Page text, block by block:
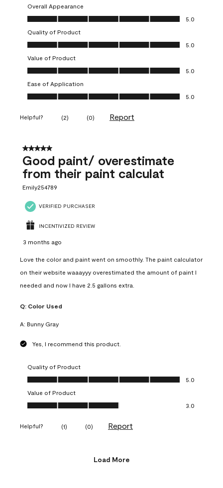
Overall Appearance
Overall Appearance, 5.0 out of 5
5.0
Quality of Product
Quality of Product, 5.0 out of 5
5.0
Value of Product
Value of Product, 5.0 out of 5
5.0
Ease of Application
Ease of Application, 5.0 out of 5
5.0
Helpful? (2) (0) Report
5 out of 5 stars.
Good paint/ overestimate
from their paint calculat
Emily254789
VERIFIED PURCHASER
INCENTIVIZED REVIEW
3 months ago
Love the color and paint went on smoothly. The paint calculator
on their website waaayyy overestimated the amount of paint I
needed and now I have 2.5 gallons extra.
Q: Color Used
A: Bunny Gray
Yes, I recommend this product.
Quality of Product
Quality of Product, 5.0 out of 5
5.0
Value of Product
Value of Product, 3.0 out of 5
3.0
Helpful? (1) (0) Report
Load More